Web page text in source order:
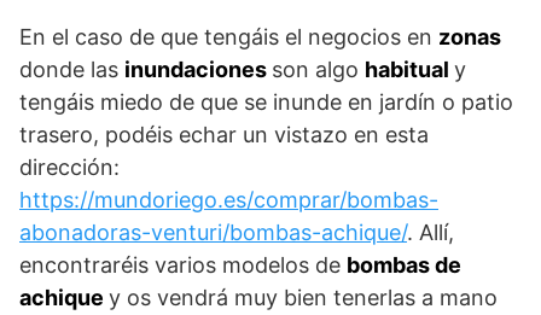
En el caso de que tengáis el negocios en zonas
donde las inundaciones son algo habitual y
tengáis miedo de que se inunde en jardín o patio
trasero, podéis echar un vistazo en esta
dirección:
https://mundoriego.es/comprar/bombas-
abonadoras-venturi/bombas-achique/. Allí,
encontraréis varios modelos de bombas de
achique y os vendrá muy bien tenerlas a mano